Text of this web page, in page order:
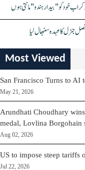
اب خود کو "بیدار ہندو" مانتی ہوں
جنرل کا عہدہ سنبھال لیا
Most Viewed
San Francisco Turns to AI
May 21, 2026
Arundhati Choudhary
medal, Lovlina Borgohain
Aug 02, 2026
US to impose steep tariffs
Jul 22, 2026